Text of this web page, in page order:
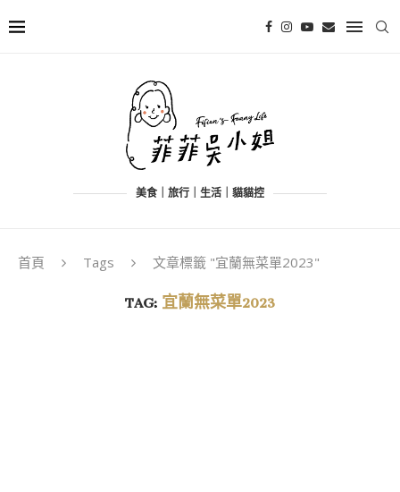
美食｜旅行｜生活｜貓貓控
首頁 Tags 文章標籤 "宜蘭無菜單2023"
TAG:宜蘭無菜單2023